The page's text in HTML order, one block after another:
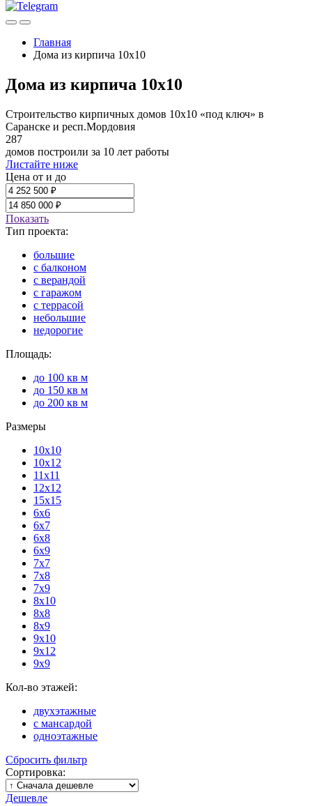
Главная
Дома из кирпича 10х10
Дома из кирпича 10х10
Строительство кирпичных домов 10х10 «под ключ» в
Саранске и респ.Мордовия
287
домов построили за 10 лет работы
Листайте ниже
Цена от и до
Показать
Тип проекта:
большие
с балконом
с верандой
с гаражом
с террасой
небольшие
недорогие
Площадь:
до 100 кв м
до 150 кв м
до 200 кв м
Размеры
10х10
10х12
11х11
12х12
15х15
6x6
6x7
6x8
6x9
7x7
7x8
7x9
8x10
8x8
8x9
9x10
9x12
9x9
Кол-во этажей:
двухэтажные
с мансардой
одноэтажные
Сбросить фильтр
Сортировка:
Дешевле